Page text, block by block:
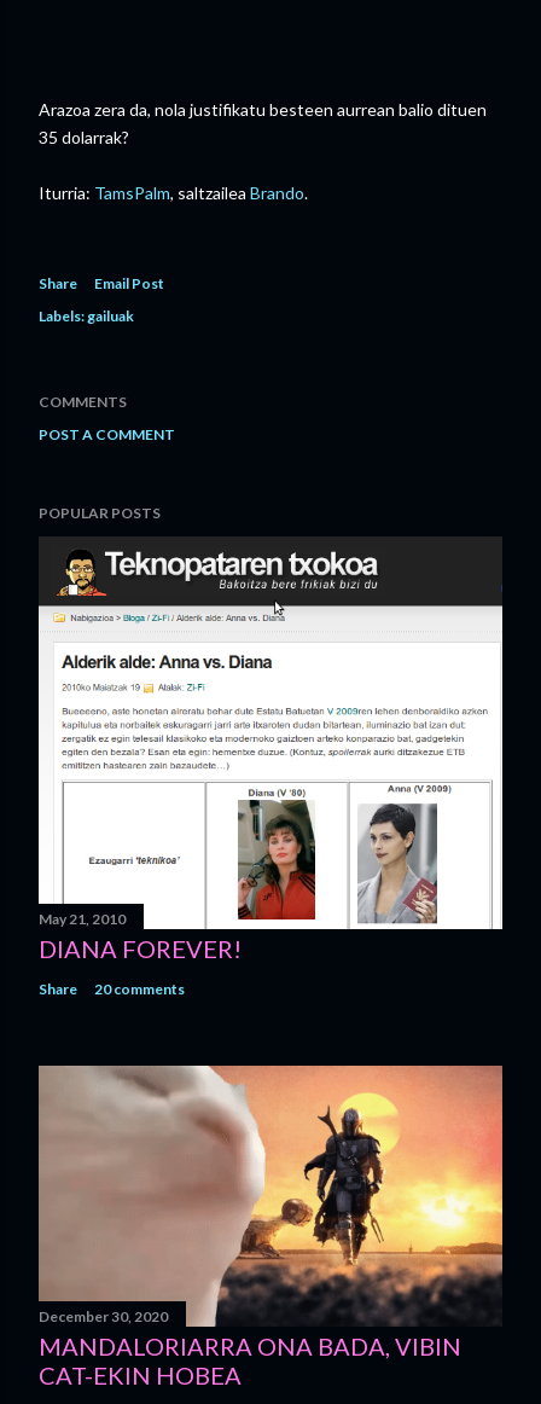
Arazoa zera da, nola justifikatu besteen aurrean balio dituen
35 dolarrak?
Iturria: TamsPalm, saltzailea Brando.
Share
Email Post
Labels:gailuak
COMMENTS
POST A COMMENT
POPULAR POSTS
May 21, 2010
DIANA FOREVER!
Share 20 comments
December 30, 2020
MANDALORIARRA ONA BADA, VIBIN
CAT-EKIN HOBEA